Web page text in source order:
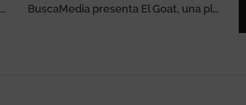
MediaPlus Equmedia gestionará la presencia digital de la Fábrica Nacional de Moneda y Timbre – Real Casa de la Moneda BuscaMedia presenta El Goat, una plataforma especializada en análisis deportivo